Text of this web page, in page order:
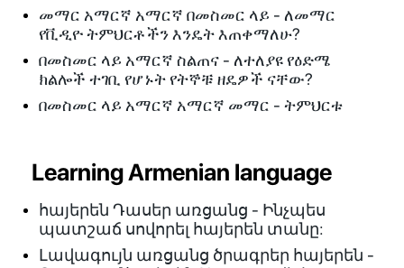
መማር አማርኛ አማርኛ በመስመር ላይ - ለመማር
የቪዲዮ ትምህርቶችን እንዴት እጠቀማለሁ?
በመስመር ላይ አማርኛ ስልጠና - ለተለያዩ የዕድሜ
ክልሎች ተገቢ የሆኑት የትኞቹ ዘዴዎች ናቸው?
በመስመር ላይ አማርኛ አማርኛ መማር - ትምህርቱ
Learning Armenian language
հայերեն Դասեր առցանց - Ինչպես
պատշաճ սովորել հայերեն տանը:
Լավագույն առցանց ծրագրեր հայերեն -